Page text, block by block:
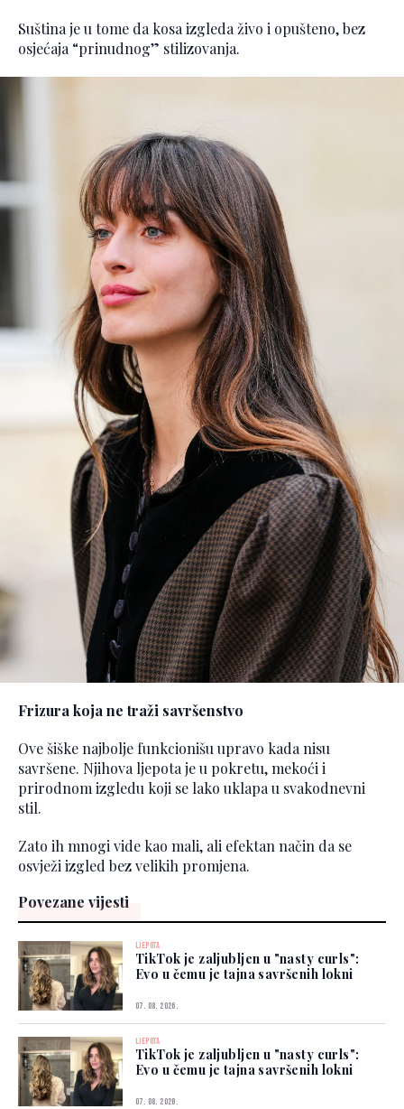
Suština je u tome da kosa izgleda živo i opušteno, bez
osjećaja “prinudnog” stilizovanja.
Frizura koja ne traži savršenstvo
Ove šiške najbolje funkcionišu upravo kada nisu
savršene. Njihova ljepota je u pokretu, mekoći i
prirodnom izgledu koji se lako uklapa u svakodnevni
stil.
Zato ih mnogi vide kao mali, ali efektan način da se
osvježi izgled bez velikih promjena.
Povezane vijesti
LJEPOTA
TikTok je zaljubljen u "nasty curls":
Evo u čemu je tajna savršenih lokni
07. 08. 2026.
LJEPOTA
TikTok je zaljubljen u "nasty curls":
Evo u čemu je tajna savršenih lokni
07. 08. 2026.